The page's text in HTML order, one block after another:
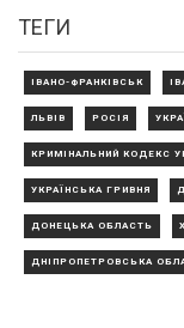
ТЕГИ
ІВАНО-ФРАНКІВСЬК
ЛЬВІВ РОСІЯ
КРИМІНАЛЬНИЙ КОДЕКС
УКРАЇНСЬКА ГРИВНЯ
ДОНЕЦЬКА ОБЛАСТЬ
ДНІПРОПЕТРОВСЬКА